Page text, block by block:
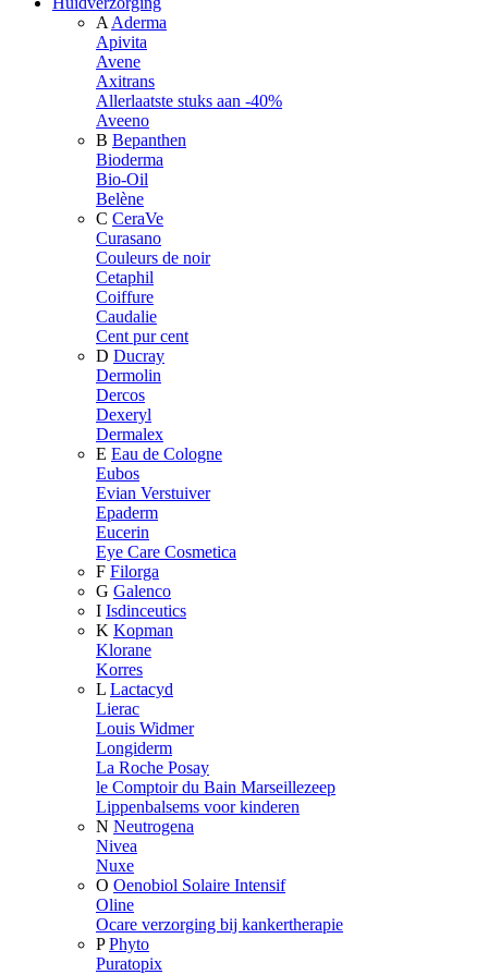
A Aderma
Apivita
Avene
Axitrans
Allerlaatste stuks aan -40%
Aveeno
B Bepanthen
Bioderma
Bio-Oil
Belène
C CeraVe
Curasano
Couleurs de noir
Cetaphil
Coiffure
Caudalie
Cent pur cent
D Ducray
Dermolin
Dercos
Dexeryl
Dermalex
E Eau de Cologne
Eubos
Evian Verstuiver
Epaderm
Eucerin
Eye Care Cosmetica
F Filorga
G Galenco
I Isdinceutics
K Kopman
Klorane
Korres
L Lactacyd
Lierac
Louis Widmer
Longiderm
La Roche Posay
le Comptoir du Bain Marseillezeep
Lippenbalsems voor kinderen
N Neutrogena
Nivea
Nuxe
O Oenobiol Solaire Intensif
Oline
Ocare verzorging bij kankertherapie
P Phyto
Puratopix